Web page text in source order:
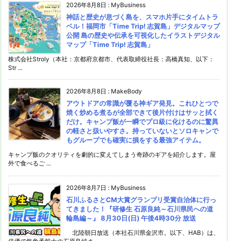
2026年8月8日 : MyBusiness
神話と歴史が息づく島を、スマホ片手にタイムトラ
ベル！福岡市「Time Trip! 志賀島」デジタルマップ
公開 島の歴史や伝承を可視化したイラストデジタル
マップ「Time Trip! 志賀島」
株式会社Stroly（本社：京都府京都市、代表取締役社長：高橋真知、以下：
Str ...
2026年8月8日 : MakeBody
アウトドアの常識が覆る神ギア発見。これひとつで
焼く炒める煮るが全部できて後片付けはサッと拭く
だけ。キャンプ飯が一瞬でプロ級に化けるのに驚異
の軽さと扱いやすさ。持っていないとソロキャンで
もグループでも確実に損をする最強アイテム。
キャンプ飯のクオリティを劇的に変えてしまう奇跡のギアを紹介します。屋
外で食べるご ...
2026年8月7日 : MyBusiness
石川ふるさとCM大賞グランプリ受賞自治体に行っ
てきました！『研修生 石原良純～石川県民への道
輪島編～』 8月30日(日) 午後4時30分 放送
北陸朝日放送（本社石川県金沢市。以下、HAB）は、